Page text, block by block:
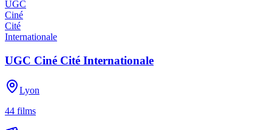
UGC Ciné Cité Internationale
Lyon
44 films